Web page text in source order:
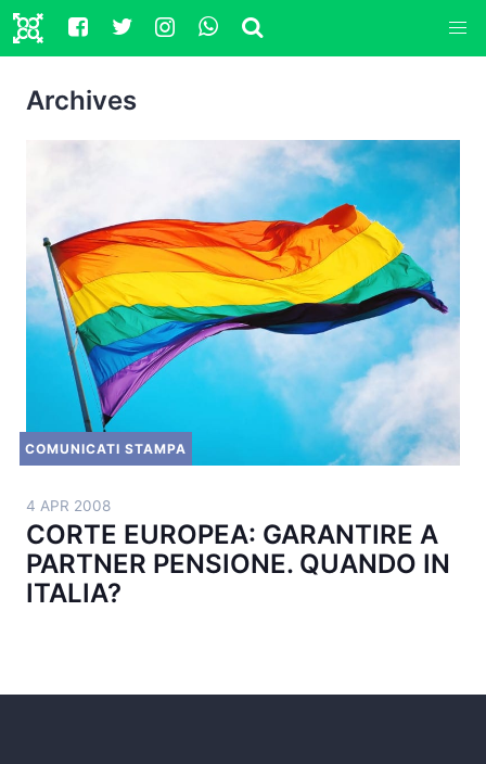
Archives
COMUNICATI STAMPA
4 APR 2008
CORTE EUROPEA: GARANTIRE A
PARTNER PENSIONE. QUANDO IN
ITALIA?